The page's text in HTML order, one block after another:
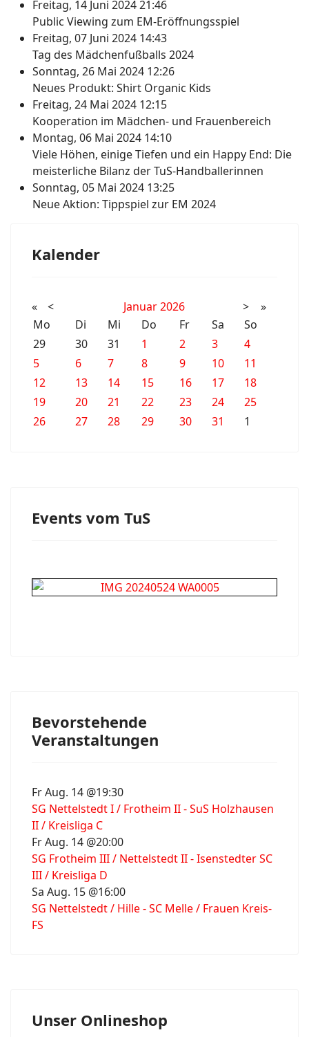
Freitag, 14 Juni 2024 21:46
Public Viewing zum EM-Eröffnungsspiel
Freitag, 07 Juni 2024 14:43
Tag des Mädchenfußballs 2024
Sonntag, 26 Mai 2024 12:26
Neues Produkt: Shirt Organic Kids
Freitag, 24 Mai 2024 12:15
Kooperation im Mädchen- und Frauenbereich
Montag, 06 Mai 2024 14:10
Viele Höhen, einige Tiefen und ein Happy End: Die
meisterliche Bilanz der TuS-Handballerinnen
Sonntag, 05 Mai 2024 13:25
Neue Aktion: Tippspiel zur EM 2024
Kalender
« < Januar2026 >
»
Mo
Di Mi Do Fr Sa
So
29
30 31 1 2 3
4
5
6 7 8 9 10
11
12
13 14 15 16 17
18
19
20 21 22 23 24
25
26
27 28 29 30 31 1
Events vom TuS
Bevorstehende
Veranstaltungen
Fr Aug. 14 @19:30
SG Nettelstedt I / Frotheim II - SuS Holzhausen
II / Kreisliga C
Fr Aug. 14 @20:00
SG Frotheim III / Nettelstedt II - Isenstedter SC
III / Kreisliga D
Sa Aug. 15 @16:00
SG Nettelstedt / Hille - SC Melle / Frauen Kreis-
FS
Unser Onlineshop